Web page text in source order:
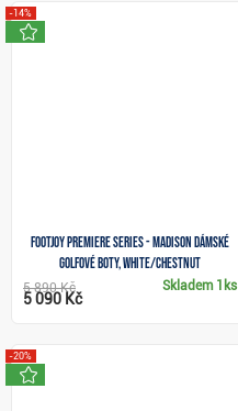
FootJoy Premiere Series - Madison dámské
golfové boty, white/chestnut
-14%
Skladem 1ks
5 890 Kč
5 090 Kč
-20%